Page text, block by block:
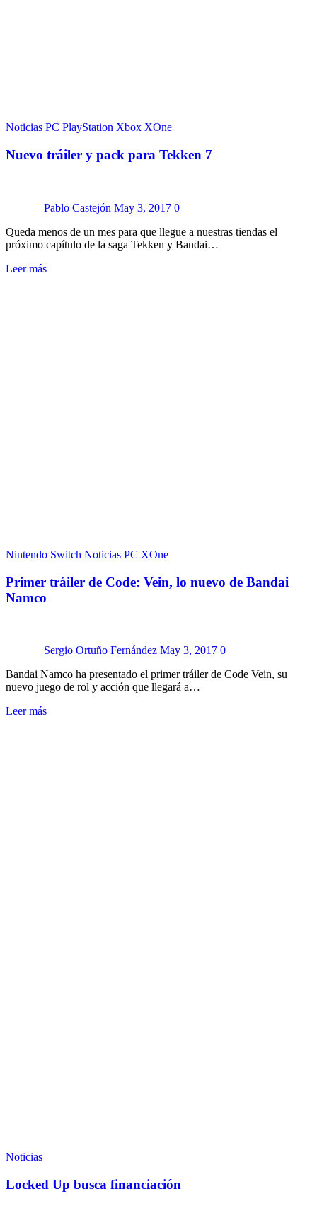
Noticias PC PlayStation Xbox XOne
Nuevo tráiler y pack para Tekken 7
Pablo Castejón May 3, 2017 0
Queda menos de un mes para que llegue a nuestras tiendas el
próximo capítulo de la saga Tekken y Bandai…
Leer más
Nintendo Switch Noticias PC XOne
Primer tráiler de Code: Vein, lo nuevo de Bandai
Namco
Sergio Ortuño Fernández May 3, 2017 0
Bandai Namco ha presentado el primer tráiler de Code Vein, su
nuevo juego de rol y acción que llegará a…
Leer más
Noticias
Locked Up busca financiación